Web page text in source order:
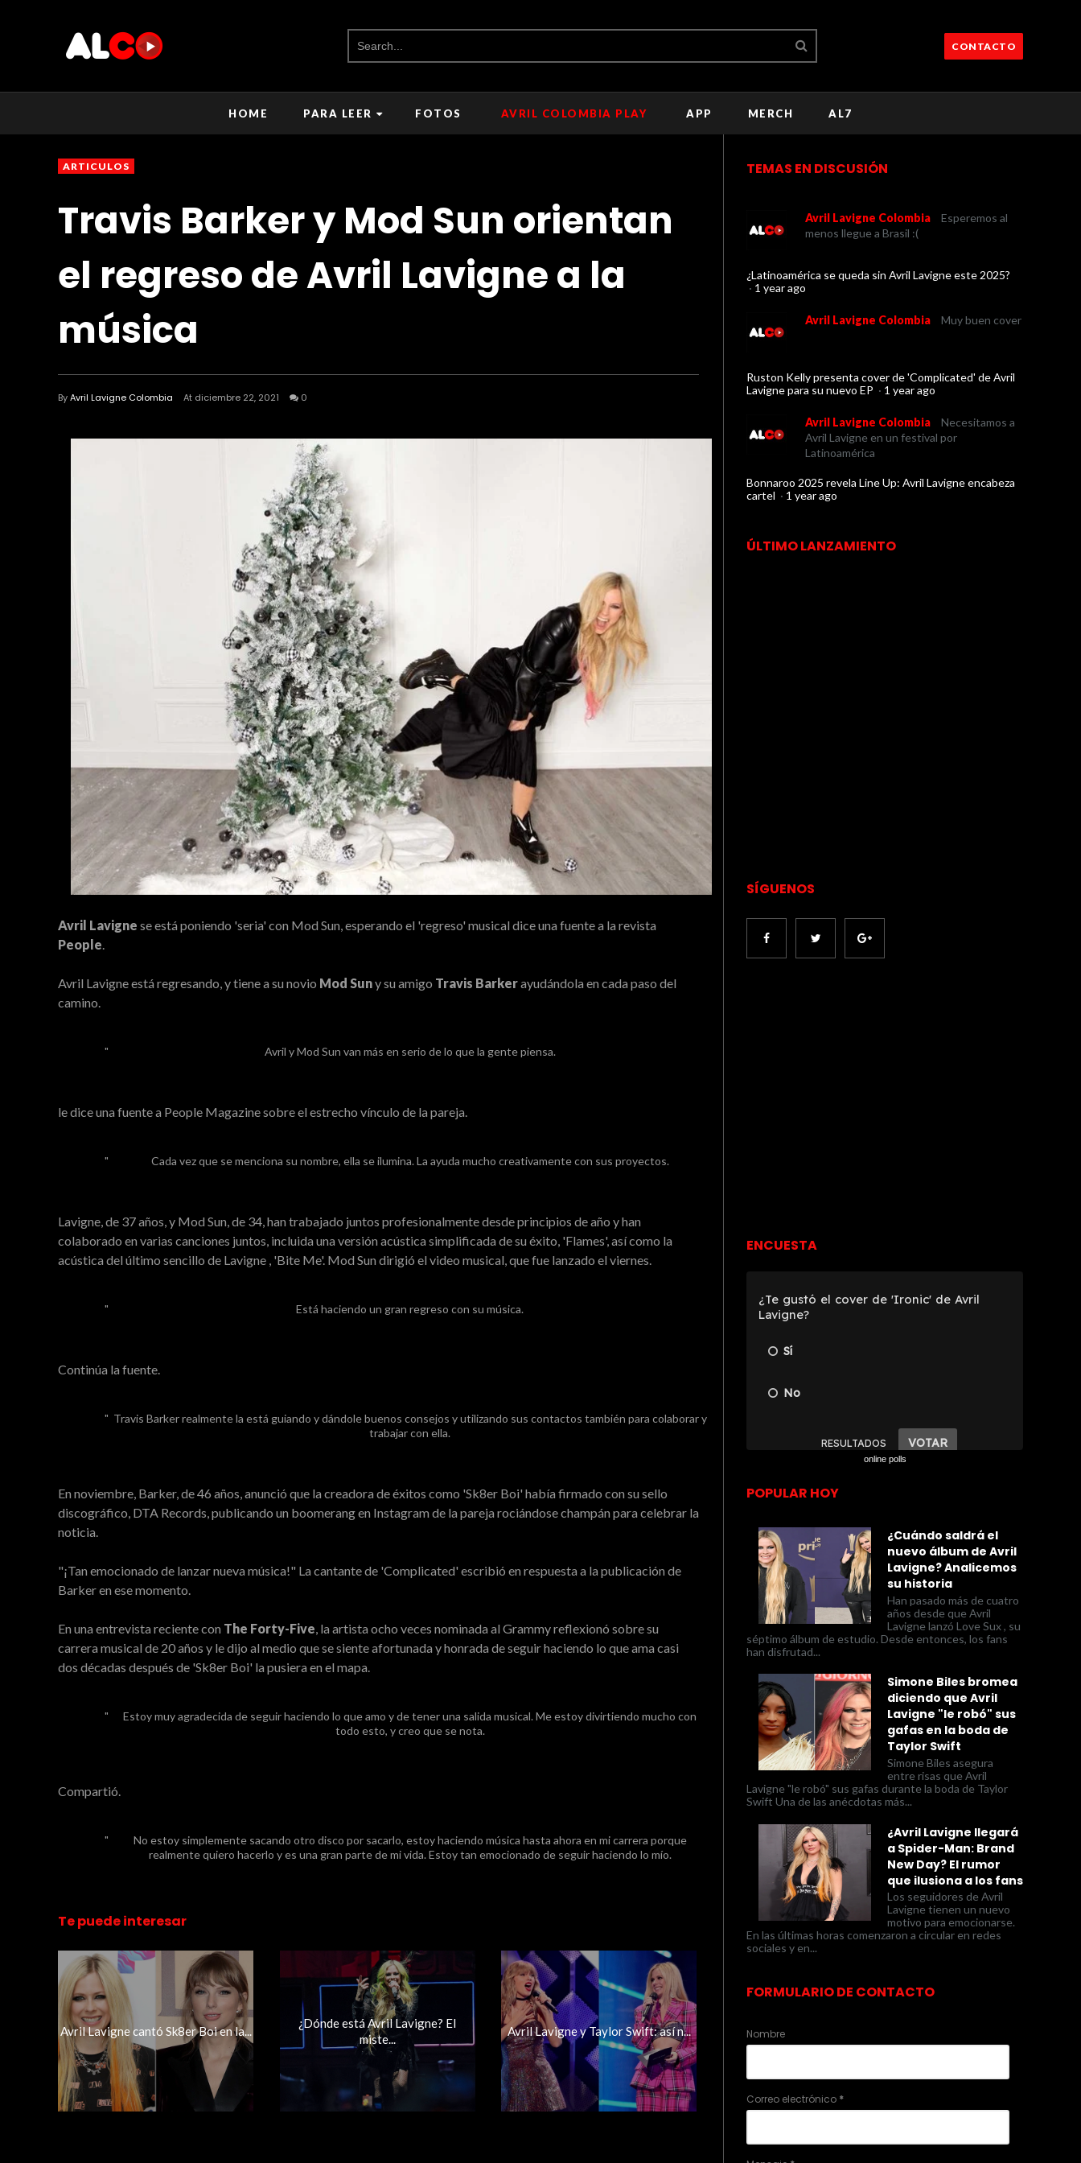
CONTACTO
HOME PARA LEER FOTOS AVRIL COLOMBIA PLAY APP MERCH AL7
ARTICULOS
Travis Barker y Mod Sun orientan
el regreso de Avril Lavigne a la
música
ByAvril Lavigne Colombia At diciembre 22, 2021 0
Avril Lavigne se está poniendo 'seria' con Mod Sun, esperando el 'regreso' musical dice una fuente a la revista
People.
Avril Lavigne está regresando, y tiene a su novio Mod Suny su amigo Travis Barkerayudándola en cada paso del
camino.
Avril y Mod Sun van más en serio de lo que la gente piensa.
le dice una fuente a People Magazine sobre el estrecho vínculo de la pareja.
Cada vez que se menciona su nombre, ella se ilumina. La ayuda mucho creativamente con sus proyectos.
Lavigne, de 37 años, y Mod Sun, de 34, han trabajado juntos profesionalmente desde principios de año y han
colaborado en varias canciones juntos, incluida una versión acústica simplificada de su éxito, 'Flames', así como la
acústica del último sencillo de Lavigne , 'Bite Me'. Mod Sun dirigió el video musical, que fue lanzado el viernes.
Está haciendo un gran regreso con su música.
Continúa la fuente.
Travis Barker realmente la está guiando y dándole buenos consejos y utilizando sus contactos también para colaborar y
trabajar con ella.
En noviembre, Barker, de 46 años, anunció que la creadora de éxitos como 'Sk8er Boi' había firmado con su sello
discográfico, DTA Records, publicando un boomerang en Instagram de la pareja rociándose champán para celebrar la
noticia.
"¡Tan emocionado de lanzar nueva música!" La cantante de 'Complicated' escribió en respuesta a la publicación de
Barker en ese momento.
En una entrevista reciente con The Forty-Five, la artista ocho veces nominada al Grammy reflexionó sobre su
carrera musical de 20 años y le dijo al medio que se siente afortunada y honrada de seguir haciendo lo que ama casi
dos décadas después de 'Sk8er Boi' la pusiera en el mapa.
Estoy muy agradecida de seguir haciendo lo que amo y de tener una salida musical. Me estoy divirtiendo mucho con
todo esto, y creo que se nota.
Compartió.
No estoy simplemente sacando otro disco por sacarlo, estoy haciendo música hasta ahora en mi carrera porque
realmente quiero hacerlo y es una gran parte de mi vida. Estoy tan emocionado de seguir haciendo lo mío.
Te puede interesar
Avril Lavigne cantó Sk8er Boi en la...
¿Dónde está Avril Lavigne? El
miste...
Avril Lavigne y Taylor Swift: así n...
TEMAS EN DISCUSIÓN
Avril Lavigne Colombia
Esperemos al
menos llegue a Brasil :(
¿Latinoamérica se queda sin Avril Lavigne este 2025?
· 1 year ago
Avril Lavigne Colombia Muy buen cover
Ruston Kelly presenta cover de 'Complicated' de Avril
Lavigne para su nuevo EP · 1 year ago
Avril Lavigne Colombia
Necesitamos a
Avril Lavigne en un festival por
Latinoamérica
Bonnaroo 2025 revela Line Up: Avril Lavigne encabeza
cartel · 1 year ago
ÚLTIMO LANZAMIENTO
SÍGUENOS
ENCUESTA
online polls
POPULAR HOY
¿Cuándo saldrá el
nuevo álbum de Avril
Lavigne? Analicemos
su historia
Han pasado más de cuatro
años desde que Avril
Lavigne lanzó Love Sux , su
séptimo álbum de estudio. Desde entonces, los fans
han disfrutad...
Simone Biles bromea
diciendo que Avril
Lavigne "le robó" sus
gafas en la boda de
Taylor Swift
Simone Biles asegura
entre risas que Avril
Lavigne "le robó" sus gafas durante la boda de Taylor
Swift Una de las anécdotas más...
¿Avril Lavigne llegará
a Spider-Man: Brand
New Day? El rumor
que ilusiona a los fans
Los seguidores de Avril
Lavigne tienen un nuevo
motivo para emocionarse.
En las últimas horas comenzaron a circular en redes
sociales y en...
FORMULARIO DE CONTACTO
Nombre
Correo electrónico *